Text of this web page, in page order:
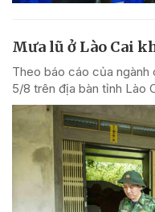
Mưa lũ ở Lào Cai
Theo báo cáo của
5/8 trên địa bàn tỉnh Lào